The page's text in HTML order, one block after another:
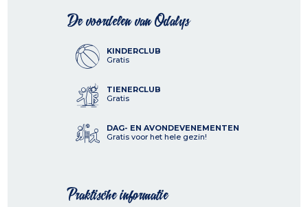
De voordelen van Odalys
KINDERCLUB
Gratis
TIENERCLUB
Gratis
DAG- EN AVONDEVENEMENTEN
Gratis voor het hele gezin!
Praktische informatie